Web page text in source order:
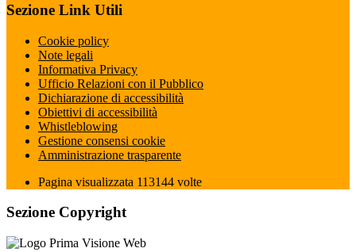
Sezione Link Utili
Cookie policy
Note legali
Informativa Privacy
Ufficio Relazioni con il Pubblico
Dichiarazione di accessibilità
Obiettivi di accessibilità
Whistleblowing
Gestione consensi cookie
Amministrazione trasparente
Pagina visualizzata 113144 volte
Sezione Copyright